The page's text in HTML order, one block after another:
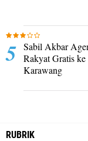
Sabil Akbar
Rakyat Gratis ke
Karawang
RUBRIK